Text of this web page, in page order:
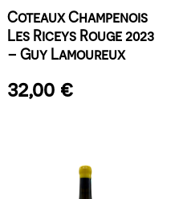
Coteaux Champenois
Les Riceys Rouge 2023
– Guy Lamoureux
32,00 €